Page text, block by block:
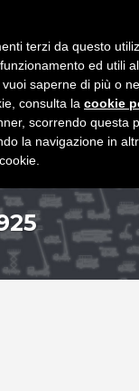
terzi da questo
ed utili
saperne di più o
consulta la cookie
scorrendo questa
la navigazione in